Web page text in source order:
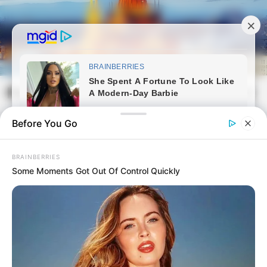
Skip
to
content
Magyarvilag.com
Search
Before You Go
BRAINBERRIES
Some Moments Got Out Of Control Quickly